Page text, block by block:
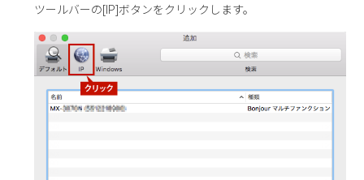
ツールバーの[IP]ボタンをクリックします。